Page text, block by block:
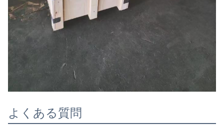
よくある質問